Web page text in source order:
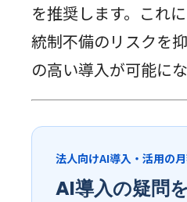
を推奨します。これ
統制不備のリスクを
の高い導入が可能にな
法人向けAI導入・活用の
AI導入の疑問